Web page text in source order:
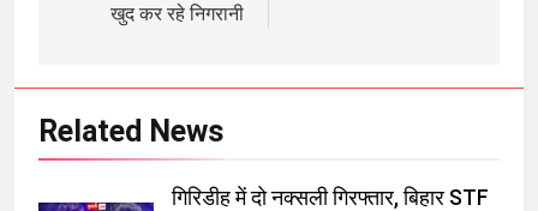
खुद कर रहे निगरानी
Related News
गिरिडीह में दो नक्सली गिरफ्तार, बिहार STF